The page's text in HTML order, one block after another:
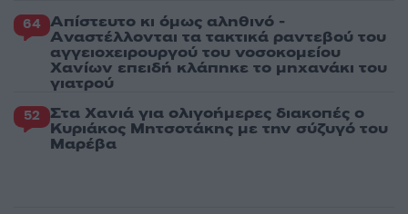
64 Απίστευτο κι όμως αληθινό -
Aναστέλλονται τα τακτικά ραντεβού του
αγγειοχειρουργού του νοσοκομείου
Χανίων επειδή κλάπηκε το μηχανάκι του
γιατρού
52 Στα Χανιά για ολιγοήμερες διακοπές ο
Κυριάκος Μητσοτάκης με την σύζυγό του
Μαρέβα